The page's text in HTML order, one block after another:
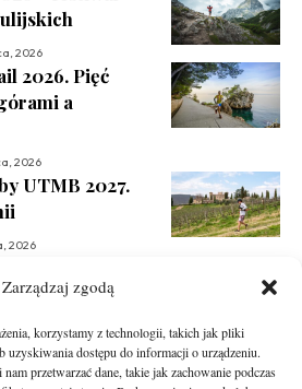
Zarządzaj zgodą
korzystamy z technologii, takich jak pliki
uzyskiwania dostępu do informacji o urządzeniu.
przetwarzać dane, takie jak zachowanie podczas
2026
2026. Pięć
a
2026
UTMB 2027.
2026